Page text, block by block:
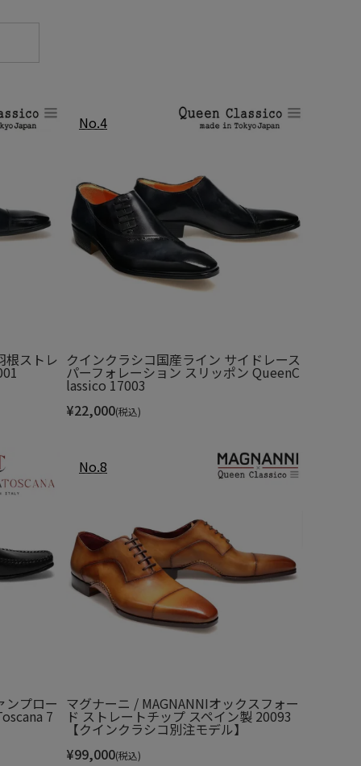
根ストレ クインクラシコ国産ライン サイドレース
パーフォレーション スリッポン QueenC
lassico 17003
¥22,000(税込)
ンプロー
7
マグナーニ / MAGNANNIオックスフォー
ド ストレートチップ スペイン製 20093
【クインクラシコ別注モデル】
¥99,000(税込)